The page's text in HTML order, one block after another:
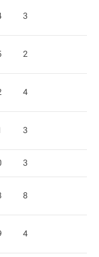
3
2
4
3
3
8
4